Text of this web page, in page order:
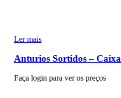
Ler mais
Anturios Sortidos – Caixa
Faça login para ver os preços